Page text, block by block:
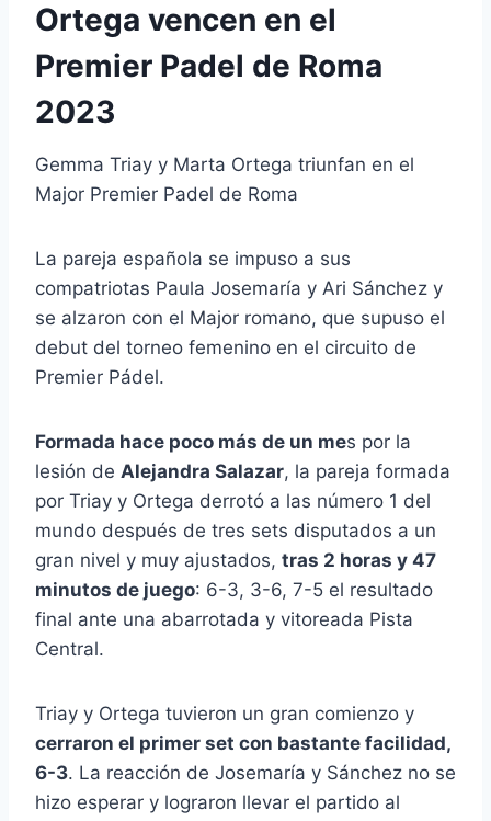
Ortega vencen en el
Premier Padel de Roma
2023
Gemma Triay y Marta Ortega triunfan en el
Major Premier Padel de Roma
La pareja española se impuso a sus
compatriotas Paula Josemaría y Ari Sánchez y
se alzaron con el Major romano, que supuso el
debut del torneo femenino en el circuito de
Premier Pádel.
Formada hace poco más de un mes por la
lesión de Alejandra Salazar, la pareja formada
por Triay y Ortega derrotó a las número 1 del
mundo después de tres sets disputados a un
gran nivel y muy ajustados, tras 2 horas y 47
minutos de juego: 6-3, 3-6, 7-5 el resultado
final ante una abarrotada y vitoreada Pista
Central.
Triay y Ortega tuvieron un gran comienzo y
cerraron el primer set con bastante facilidad,
6-3. La reacción de Josemaría y Sánchez no se
hizo esperar y lograron llevar el partido al